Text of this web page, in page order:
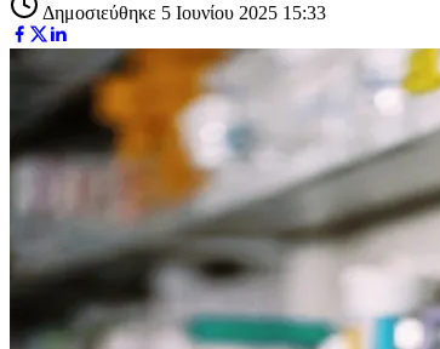
Δημοσιεύθηκε 5 Ιουνίου 2025 15:33